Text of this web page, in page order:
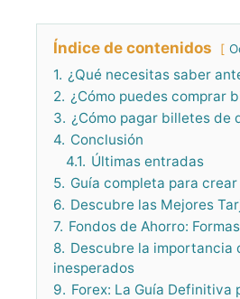
Índice de contenidos
1. ¿Qué necesitas saber
2. ¿Cómo puedes comprar
3. ¿Cómo pagar billetes de
4. Conclusión
4.1. Últimas entradas
5. Guía completa para
6. Descubre las Mejores
7. Fondos de Ahorro:
8. Descubre la importancia
inesperados
9. Forex: La Guía